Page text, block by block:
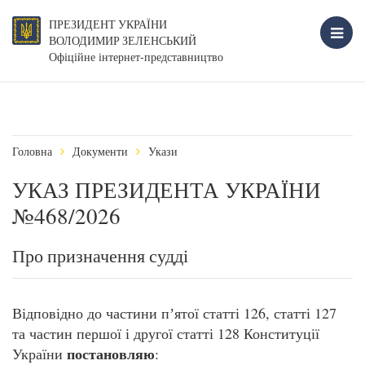
ПРЕЗИДЕНТ УКРАЇНИ
ВОЛОДИМИР ЗЕЛЕНСЬКИЙ
Офіційне інтернет-представництво
Головна Документи Укази
УКАЗ ПРЕЗИДЕНТА УКРАЇНИ
№468/2026
Про призначення судді
Відповідно до частини пʼятої статті 126, статті 127
та частин першої і другої статті 128 Конституції
України постановляю: